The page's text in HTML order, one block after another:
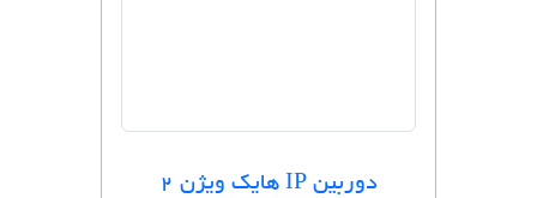
دوربین IP هایک ویژن 2